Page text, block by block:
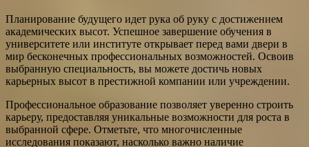
Планирование будущего идет рука об руку с достижением
академических высот. Успешное завершение обучения в
университете или институте открывает перед вами двери в
мир бесконечных профессиональных возможностей. Освоив
выбранную специальность, вы можете достичь новых
карьерных высот в престижной компании или учреждении.
Профессиональное образование позволяет уверенно строить
карьеру, предоставляя уникальные возможности для роста в
выбранной сфере. Отметьте, что многочисленные
исследования показают, насколько важно наличие